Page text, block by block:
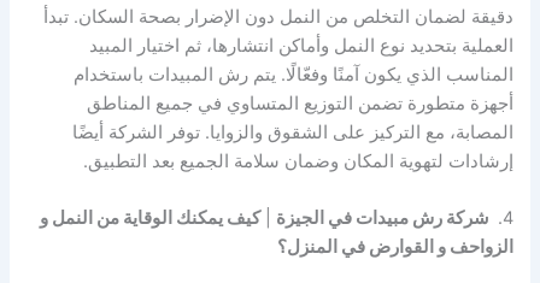
دقيقة لضمان التخلص من النمل دون الإضرار بصحة السكان. تبدأ
العملية بتحديد نوع النمل وأماكن انتشارها، ثم اختيار المبيد
المناسب الذي يكون آمنًا وفعّالًا. يتم رش المبيدات باستخدام
أجهزة متطورة تضمن التوزيع المتساوي في جميع المناطق
المصابة، مع التركيز على الشقوق والزوايا. توفر الشركة أيضًا
إرشادات لتهوية المكان وضمان سلامة الجميع بعد التطبيق.
4. شركة رش مبيدات في الجيزة |كيف يمكنك الوقاية من النمل و
الزواحف و القوارض في المنزل؟